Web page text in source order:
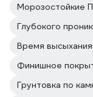
Морозостойкие
Глубокого
Время
Грунтовка по